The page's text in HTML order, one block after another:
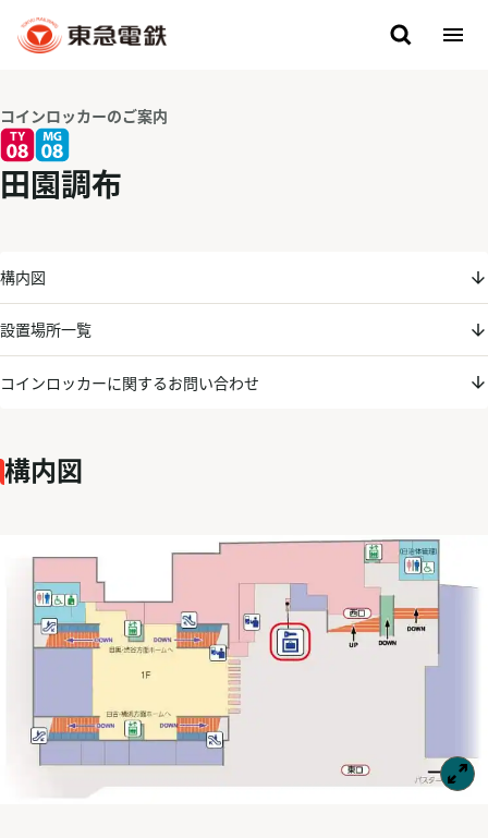
コインロッカーのご案内
田園調布
構内図
設置場所一覧
コインロッカーに関するお問い合わせ
構内図